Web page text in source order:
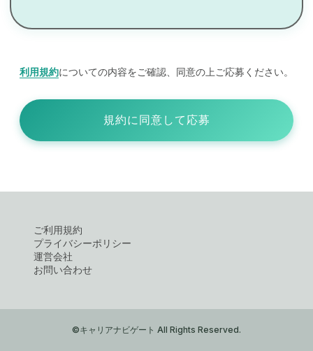
利用規約についての内容をご確認、同意の上ご応募ください。
規約に同意して応募
ご利用規約
プライバシーポリシー
運営会社
お問い合わせ
©キャリアナビゲート All Rights Reserved.